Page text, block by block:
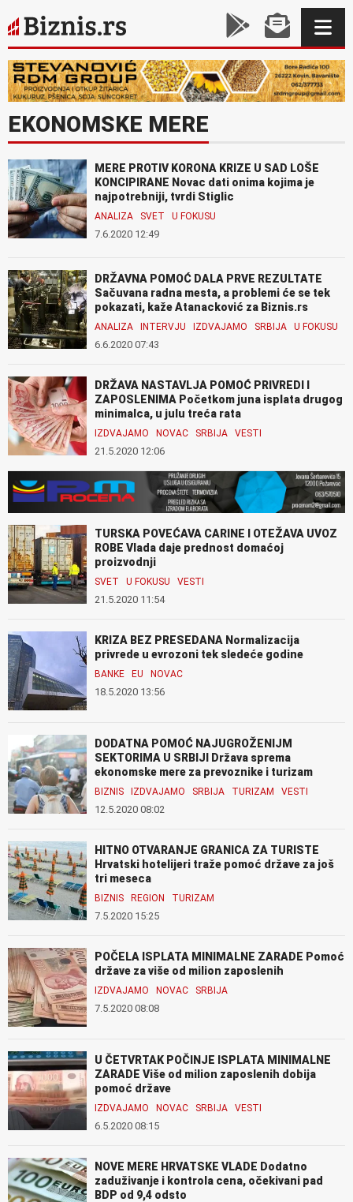
EKONOMSKE MERE
MERE PROTIV KORONA KRIZE U SAD LOŠE
KONCIPIRANE Novac dati onima kojima je
najpotrebniji, tvrdi Stiglic
ANALIZA SVET U FOKUSU
7.6.2020 12:49
DRŽAVNA POMOĆ DALA PRVE REZULTATE
Sačuvana radna mesta, a problemi će se tek
pokazati, kaže Atanacković za Biznis.rs
ANALIZA INTERVJU IZDVAJAMO SRBIJA U FOKUSU
6.6.2020 07:43
DRŽAVA NASTAVLJA POMOĆ PRIVREDI I
ZAPOSLENIMA Početkom juna isplata drugog
minimalca, u julu treća rata
IZDVAJAMO NOVAC SRBIJA VESTI
21.5.2020 12:06
TURSKA POVEĆAVA CARINE I OTEŽAVA UVOZ
ROBE Vlada daje prednost domaćoj
proizvodnji
SVET U FOKUSU VESTI
21.5.2020 11:54
KRIZA BEZ PRESEDANA Normalizacija
privrede u evrozoni tek sledeće godine
BANKE EU NOVAC
18.5.2020 13:56
DODATNA POMOĆ NAJUGROŽENIJM
SEKTORIMA U SRBIJI Država sprema
ekonomske mere za prevoznike i turizam
BIZNIS IZDVAJAMO SRBIJA TURIZAM VESTI
12.5.2020 08:02
HITNO OTVARANJE GRANICA ZA TURISTE
Hrvatski hotelijeri traže pomoć države za još
tri meseca
BIZNIS REGION TURIZAM
7.5.2020 15:25
POČELA ISPLATA MINIMALNE ZARADE Pomoć
države za više od milion zaposlenih
IZDVAJAMO NOVAC SRBIJA
7.5.2020 08:08
U ČETVRTAK POČINJE ISPLATA MINIMALNE
ZARADE Više od milion zaposlenih dobija
pomoć države
IZDVAJAMO NOVAC SRBIJA VESTI
6.5.2020 08:15
NOVE MERE HRVATSKE VLADE Dodatno
zaduživanje i kontrola cena, očekivani pad
BDP od 9,4 odsto